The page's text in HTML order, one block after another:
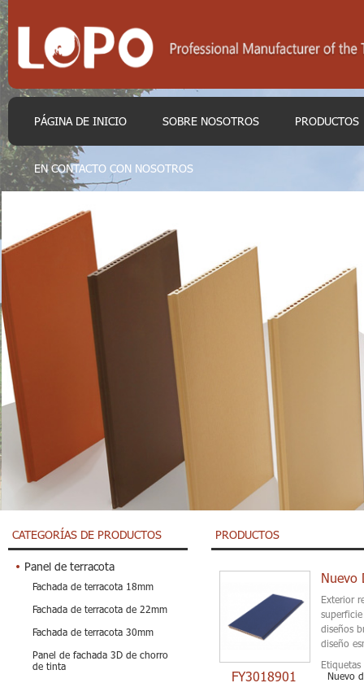
PÁGINA DE INICIO SOBRE NOSOTROS PRODUCTOS
EN CONTACTO CON NOSOTROS
CATEGORÍAS DE PRODUCTOS
Panel de terracota
Fachada de terracota 18mm
Fachada de terracota de 22mm
Fachada de terracota 30mm
Panel de fachada 3D de chorro
de tinta
PRODUCTOS
FY3018901
Exterior
diseños
diseño
Nuevo